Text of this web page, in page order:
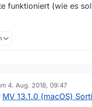
funktioniert (wie es
nicht mehr!
das danach aus, dass du
(bei den Icons in der
4. Aug. 2018, 09:47
von
MV 13.1.0 (macOS)